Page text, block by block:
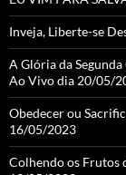
Inveja, Liberte-se
A Glória da
Ao Vivo dia 20/05/
Obedecer ou
16/05/2023
Colhendo os Frutos